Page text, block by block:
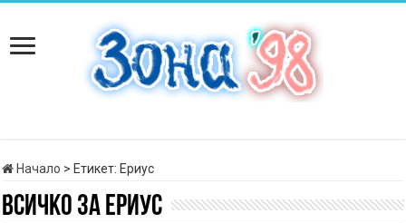
Начало > Етикет: Ериус
Всичко заЕриус